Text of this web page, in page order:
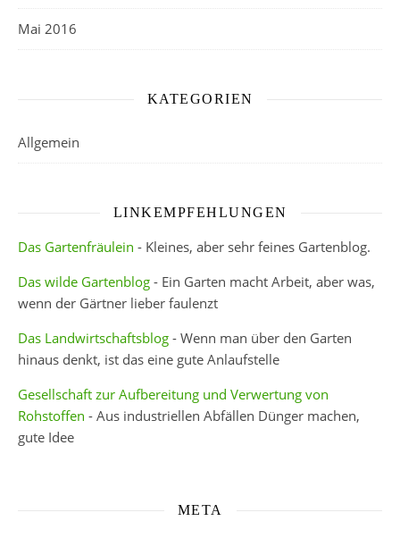
Mai 2016
KATEGORIEN
Allgemein
LINKEMPFEHLUNGEN
Das Gartenfräulein - Kleines, aber sehr feines Gartenblog.
Das wilde Gartenblog - Ein Garten macht Arbeit, aber was,
wenn der Gärtner lieber faulenzt
Das Landwirtschaftsblog - Wenn man über den Garten
hinaus denkt, ist das eine gute Anlaufstelle
Gesellschaft zur Aufbereitung und Verwertung von
Rohstoffen - Aus industriellen Abfällen Dünger machen,
gute Idee
META